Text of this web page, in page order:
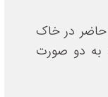
حاضر در خاک
به دو صورت